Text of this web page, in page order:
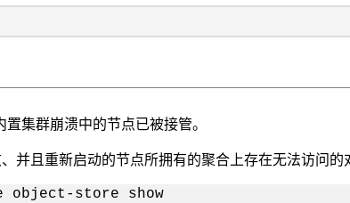
集群崩溃中的节点已被接管。
并且重新启动的节点所拥有的聚合上存在无法访问的
object-store show